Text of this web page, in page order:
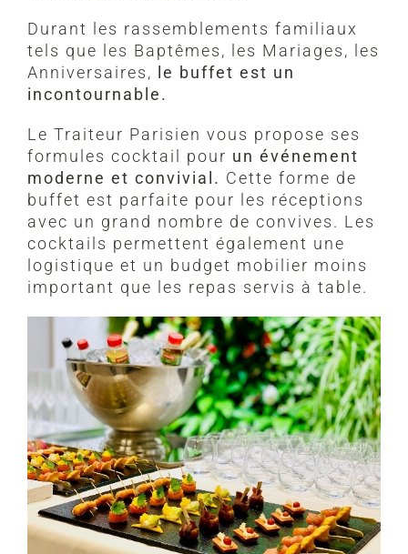
Durant les rassemblements familiaux
tels que les Baptêmes, les Mariages, les
Anniversaires, le buffet est un
incontournable.
Le Traiteur Parisien vous propose ses
formules cocktail pour un événement
moderne et convivial. Cette forme de
buffet est parfaite pour les réceptions
avec un grand nombre de convives. Les
cocktails permettent également une
logistique et un budget mobilier moins
important que les repas servis à table.